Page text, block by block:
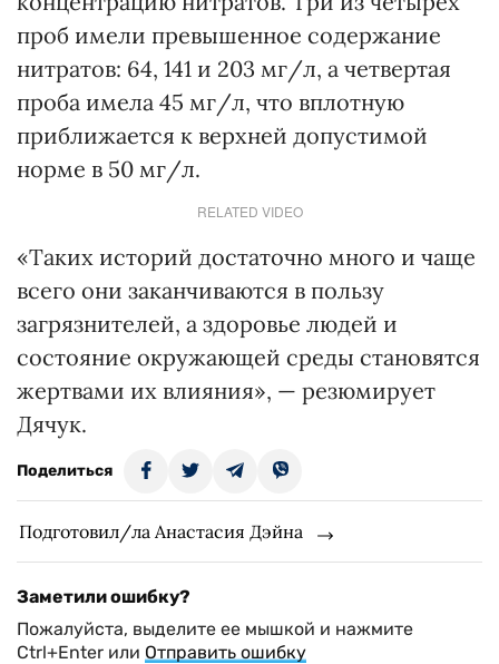
проб имели превышенное содержание
нитратов: 64, 141 и 203 мг/л, а четвертая
проба имела 45 мг/л, что вплотную
приближается к верхней допустимой
норме в 50 мг/л.
RELATED VIDEO
«Таких историй достаточно много и чаще
всего они заканчиваются в пользу
загрязнителей, а здоровье людей и
состояние окружающей среды становятся
жертвами их влияния», — резюмирует
Дячук.
Поделиться
Подготовил/ла Анастасия Дэйна
Заметили ошибку?
Пожалуйста, выделите ее мышкой и нажмите
Ctrl+Enter или Отправить ошибку